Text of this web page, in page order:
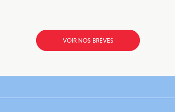
VOIR NOS BRÈVES